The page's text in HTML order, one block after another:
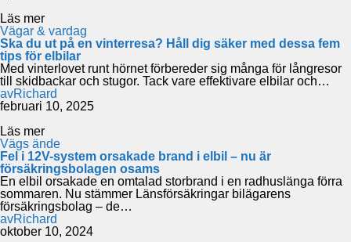
Läs mer
Vägar & vardag
Ska du ut på en vinterresa? Håll dig säker med dessa fem
tips för elbilar
Med vinterlovet runt hörnet förbereder sig många för långresor
till skidbackar och stugor. Tack vare effektivare elbilar och…
avRichard
februari 10, 2025
Läs mer
Vägs ände
Fel i 12V-system orsakade brand i elbil – nu är
försäkringsbolagen osams
En elbil orsakade en omtalad storbrand i en radhuslänga förra
sommaren. Nu stämmer Länsförsäkringar bilägarens
försäkringsbolag – de…
avRichard
oktober 10, 2024